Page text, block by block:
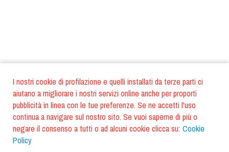
I nostri cookie di profilazione e quelli installati da terze parti ci
aiutano a migliorare i nostri servizi online anche per proporti
pubblicità in linea con le tue preferenze. Se ne accetti l'uso
continua a navigare sul nostro sito. Se vuoi saperne di più o
negare il consenso a tutti o ad alcuni cookie clicca su: Cookie
Policy